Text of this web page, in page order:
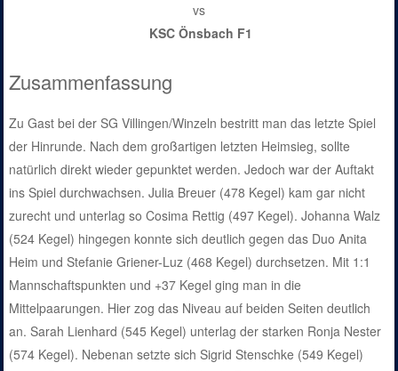
vs
KSC Önsbach F1
Zusammenfassung
Zu Gast bei der SG Villingen/Winzeln bestritt man das letzte Spiel
der Hinrunde. Nach dem großartigen letzten Heimsieg, sollte
natürlich direkt wieder gepunktet werden. Jedoch war der Auftakt
ins Spiel durchwachsen. Julia Breuer (478 Kegel) kam gar nicht
zurecht und unterlag so Cosima Rettig (497 Kegel). Johanna Walz
(524 Kegel) hingegen konnte sich deutlich gegen das Duo Anita
Heim und Stefanie Griener-Luz (468 Kegel) durchsetzen. Mit 1:1
Mannschaftspunkten und +37 Kegel ging man in die
Mittelpaarungen. Hier zog das Niveau auf beiden Seiten deutlich
an. Sarah Lienhard (545 Kegel) unterlag der starken Ronja Nester
(574 Kegel). Nebenan setzte sich Sigrid Stenschke (549 Kegel)